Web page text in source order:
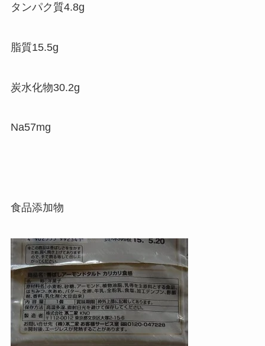
タンパク質4.8g
脂質15.5g
炭水化物30.2g
Na57mg
食品添加物